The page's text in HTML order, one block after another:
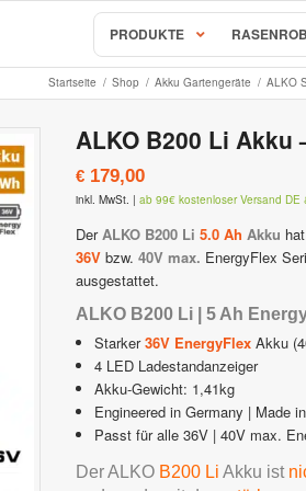
PRODUKTE
RC & RX Serie
& Ersatzteile
& Rasenroboter
& RockNeo Mähroboter
Zubehör & Ersatzteile
Zubehör & Ersatzteile
Startseite / Shop / Akku Gartengeräte / ALKO
ALKO B200 Li Akku
€ 179,00
inkl. MwSt. | ab 99€ kostenloser Versand DE
DerALKO B200 Li 5.0 Ah Akku
36V bzw. 40V max. EnergyFlex
ausgestattet.
ALKO B200 Li | 5 Ah
Starker36V EnergyFlexAkku
4 LED Ladestandanzeiger
Akku-Gewicht: 1,41kg
Engineered in Germany | Made
Passt für alle 36V | 40V max.
Der ALKO B200 Li Akku ist